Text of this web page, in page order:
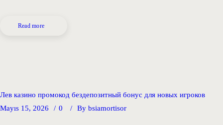
Read more
Лев казино промокод бездепозитный бонус для новых игроков
Mayıs 15, 2026
0 By bsiamortisor